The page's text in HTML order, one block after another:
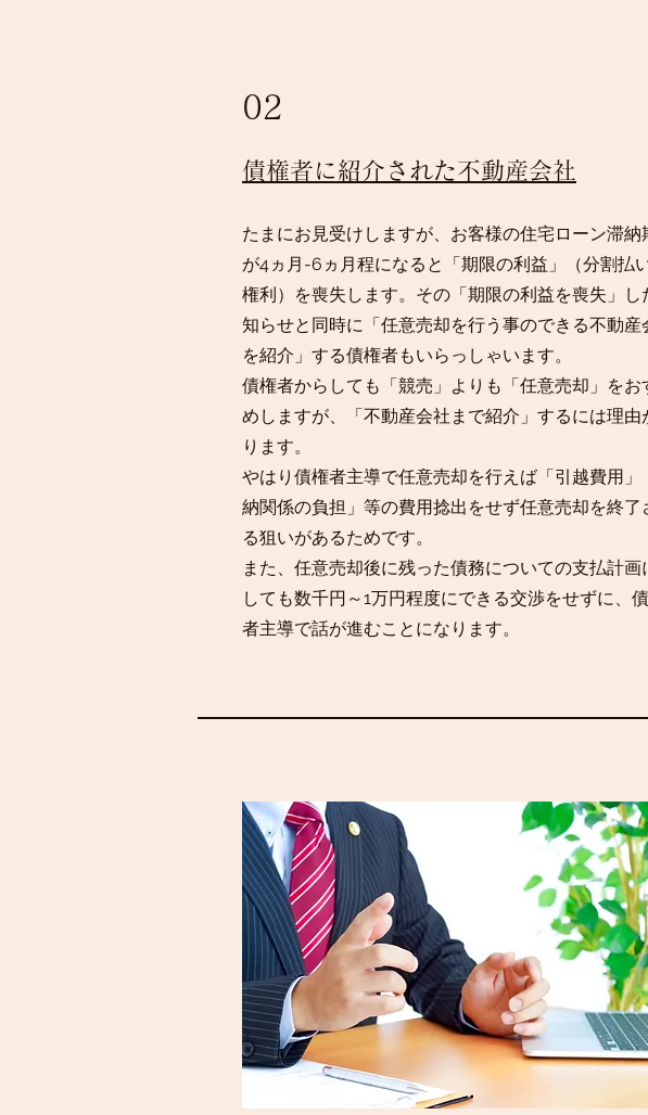
02
債権者に紹介された不動産会社
たまにお見受けしますが、お客様の住宅ローン滞納
が4ヵ月-6ヵ月程になると「期限の利益」（分割払
権利）を喪失します。その「期限の利益を喪失」し
知らせと同時に「任意売却を行う事のできる不動産
を紹介」する債権者もいらっしゃいます。
債権者からしても「競売」よりも「任意売却」をお
めしますが、「不動産会社まで紹介」するには理由
ります。
やはり債権者主導で任意売却を行えば「引越費用」
納関係の負担」等の費用捻出をせず任意売却を終了
る狙いがあるためです。
また、任意売却後に残った債務についての支払計画
しても数千円～1万円程度にできる交渉をせずに、
者主導で話が進むことになります。